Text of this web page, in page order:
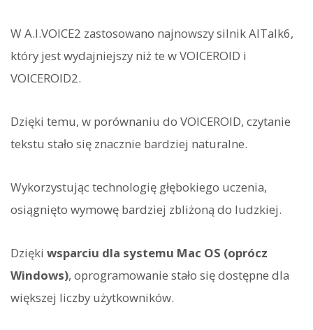
W A.I.VOICE2 zastosowano najnowszy silnik AITalk6,
który jest wydajniejszy niż te w VOICEROID i
VOICEROID2.
Dzięki temu, w porównaniu do VOICEROID, czytanie
tekstu stało się znacznie bardziej naturalne.
Wykorzystując technologię głębokiego uczenia,
osiągnięto wymowę bardziej zbliżoną do ludzkiej.
Dzięki wsparciu dla systemu Mac OS (oprócz
Windows), oprogramowanie stało się dostępne dla
większej liczby użytkowników.